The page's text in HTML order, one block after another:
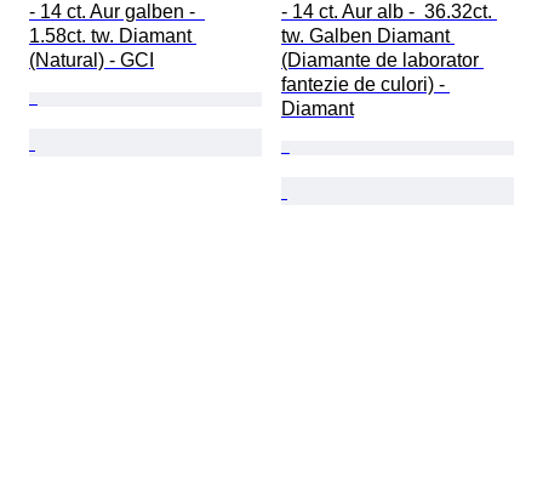
- 14 ct. Aur galben -
1.58ct. tw. Diamant
(Natural) - GCI
- 14 ct. Aur alb -  36.32ct.
tw. Galben Diamant
(Diamante de laborator
fantezie de culori) -
Diamant